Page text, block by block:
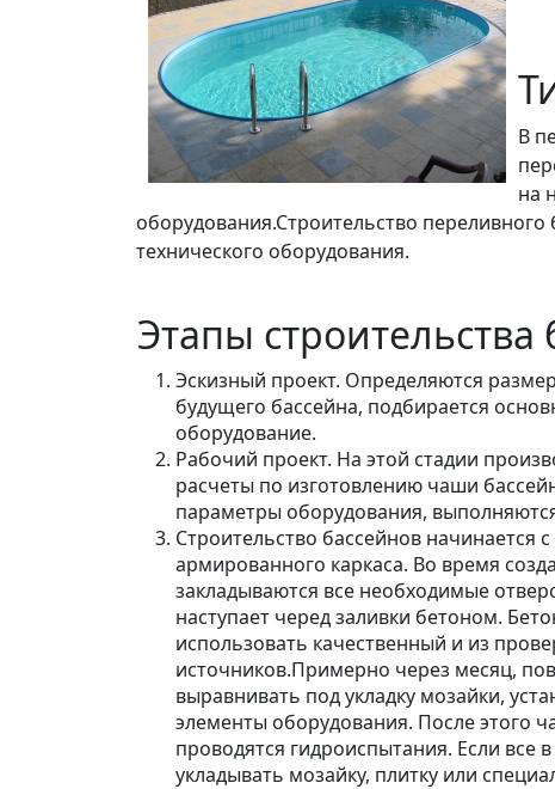
В
на
оборудования.Строительство
технического оборудования.
Этапы строительства
Эскизный проект. Определяются
будущего бассейна, подбирается
оборудование.
Рабочий проект. На этой стадии
расчеты по изготовлению чаши
параметры оборудования,
Строительство бассейнов начинается
армированного каркаса. Во время
закладываются все необходимые
наступает черед заливки бетоном.
использовать качественный и из
источников.Примерно через месяц,
выравнивать под укладку мозайки,
элементы оборудования. После этого
проводятся гидроиспытания. Если все
укладывать мозайку, плитку или